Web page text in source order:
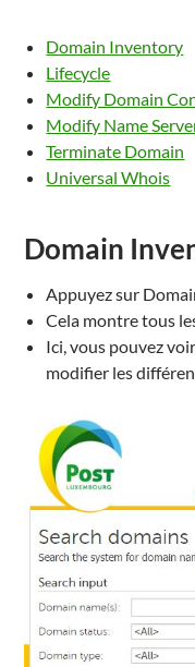
Domain Inventory
Lifecycle
Modify Domain
Modify Name
Terminate Domain
Universal Whois
Domain
Appuyez sur
Cela montre tous
Ici, vous pouvez
modifier les